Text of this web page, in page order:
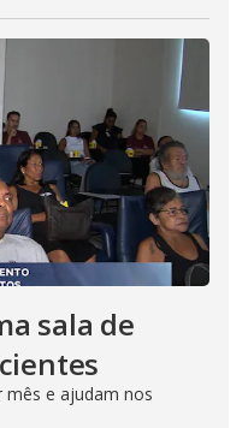
sala de
mês e ajudam nos